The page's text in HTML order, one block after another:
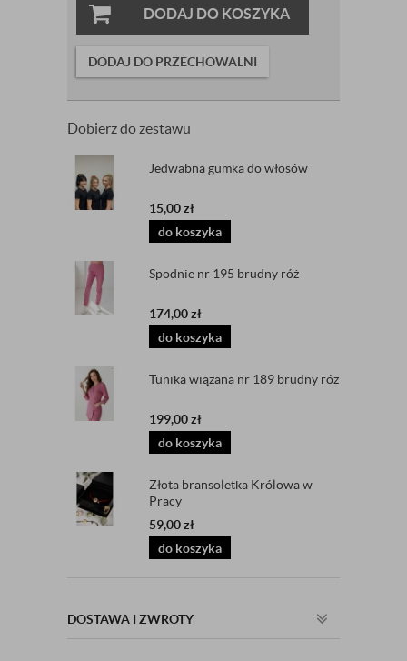
DODAJ DO KOSZYKA
DODAJ DO PRZECHOWALNI
Dobierz do zestawu
Jedwabna gumka do włosów
15,00zł
do koszyka
Spodnie nr 195 brudny róż
174,00zł
do koszyka
Tunika wiązana nr 189 brudny róż
199,00zł
do koszyka
Złota bransoletka Królowa w
Pracy
59,00zł
do koszyka
DOSTAWA I ZWROTY